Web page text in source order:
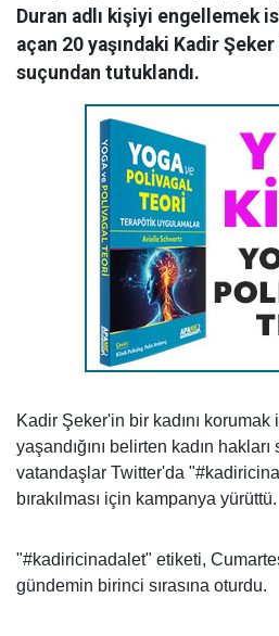
Duran adlı kişiyi engellemek
açan 20 yaşındaki Kadir
suçundan tutuklandı.
Kadir Şeker'in bir kadını korumak
yaşandığını belirten kadın
vatandaşlar Twitter'da
bırakılması için kampanya yürüttü.
"#kadiricinadalet" etiketi,
gündemin birinci sırasına oturdu.